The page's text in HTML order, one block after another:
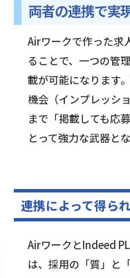
両者の連携で実
Airワークで作った求
ることで、一つの管
載が可能になります
機会（インプレッシ
まで「掲載しても応
とって強力な武器とな
連携によって得ら
AirワークとIndeed
は、採用の「質」と